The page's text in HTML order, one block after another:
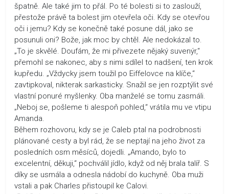
špatně. Ale také jim to přál. Po té bolesti si to zaslouží,
přestože právě ta bolest jim otevřela oči. Kdy se otevřou
oči i jemu? Kdy se konečně také posune dál, jako se
posunuli oni? Bože, jak moc by chtěl. Ale nedokázal to.
„To je skvělé. Doufám, že mi přivezete nějaký suvenýr,“
přemohl se nakonec, aby s nimi sdílel to nadšení, ten krok
kupředu. „Vždycky jsem toužil po Eiffelovce na klíče,“
zavtipkoval, nikterak sarkasticky. Snažil se jen rozptýlit své
vlastní ponuré myšlenky. Oba manželé se tomu zasmáli.
„Neboj se, pošleme ti alespoň pohled,“ vrátila mu ve vtipu
Amanda.
Během rozhovoru, kdy se je Caleb ptal na podrobnosti
plánované cesty a byl rád, že se neptají na jeho život za
posledních osm měsíců, dojedli. „Amando, bylo to
excelentní, děkuji,“ pochválil jídlo, když od něj brala talíř. S
díky se usmála a odnesla nádobí do kuchyně. Oba muži
vstali a pak Charles přistoupil ke Calovi.